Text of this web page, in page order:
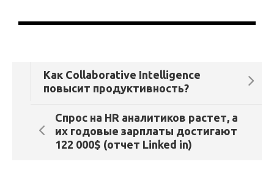
Как Collaborative Intelligence
повысит продуктивность?
Спрос на HR аналитиков растет, а
их годовые зарплаты достигают
122 000$ (отчет Linked in)